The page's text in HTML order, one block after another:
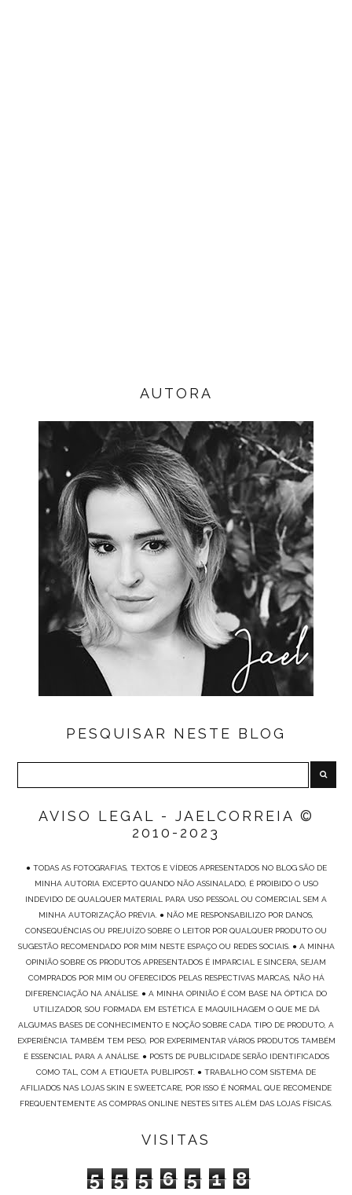
AUTORA
PESQUISAR NESTE BLOG
AVISO LEGAL - JAELCORREIA ©
2010-2023
● TODAS AS FOTOGRAFIAS, TEXTOS E VÍDEOS APRESENTADOS NO BLOG SÃO DE
MINHA AUTORIA EXCEPTO QUANDO NÃO ASSINALADO, É PROIBIDO O USO
INDEVIDO DE QUALQUER MATERIAL PARA USO PESSOAL OU COMERCIAL SEM A
MINHA AUTORIZAÇÃO PRÉVIA. ● NÃO ME RESPONSABILIZO POR DANOS,
CONSEQUÊNCIAS OU PREJUÍZO SOBRE O LEITOR POR QUALQUER PRODUTO OU
SUGESTÃO RECOMENDADO POR MIM NESTE ESPAÇO OU REDES SOCIAIS. ● A MINHA
OPINIÃO SOBRE OS PRODUTOS APRESENTADOS É IMPARCIAL E SINCERA, SEJAM
COMPRADOS POR MIM OU OFERECIDOS PELAS RESPECTIVAS MARCAS, NÃO HÁ
DIFERENCIAÇÃO NA ANÁLISE. ● A MINHA OPINIÃO É COM BASE NA ÓPTICA DO
UTILIZADOR, SOU FORMADA EM ESTÉTICA E MAQUILHAGEM O QUE ME DÁ
ALGUMAS BASES DE CONHECIMENTO E NOÇÃO SOBRE CADA TIPO DE PRODUTO, A
EXPERIÊNCIA TAMBÉM TEM PESO, POR EXPERIMENTAR VÁRIOS PRODUTOS TAMBÉM
É ESSENCIAL PARA A ANÁLISE. ● POSTS DE PUBLICIDADE SERÃO IDENTIFICADOS
COMO TAL, COM A ETIQUETA PUBLIPOST. ● TRABALHO COM SISTEMA DE
AFILIADOS NAS LOJAS SKIN E SWEETCARE, POR ISSO É NORMAL QUE RECOMENDE
FREQUENTEMENTE AS COMPRAS ONLINE NESTES SITES ALÉM DAS LOJAS FÍSICAS.
VISITAS
5 5 5 6 5 1 8